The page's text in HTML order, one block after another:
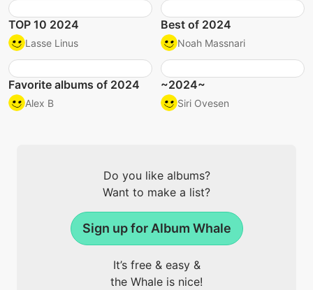
TOP 10 2024
Lasse Linus
Best of 2024
Noah Massnari
Favorite albums of 2024
Alex B
~2024~
Siri Ovesen
Do you like albums?
Want to make a list?
Sign up for Album Whale
It’s free & easy &
the Whale is nice!